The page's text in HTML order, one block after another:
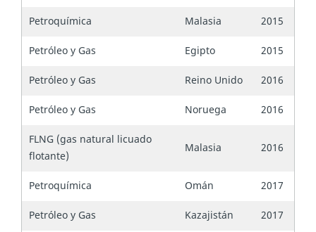
Petroquímica Malasia
2015
Petróleo y Gas
Egipto
2015
Petróleo y Gas
Reino Unido
2016
Petróleo y Gas
Noruega
2016
FLNG (gas natural licuado
flotante)
Malasia 2016
Petroquímica Omán
2017
Petróleo y Gas
Kazajistán
2017